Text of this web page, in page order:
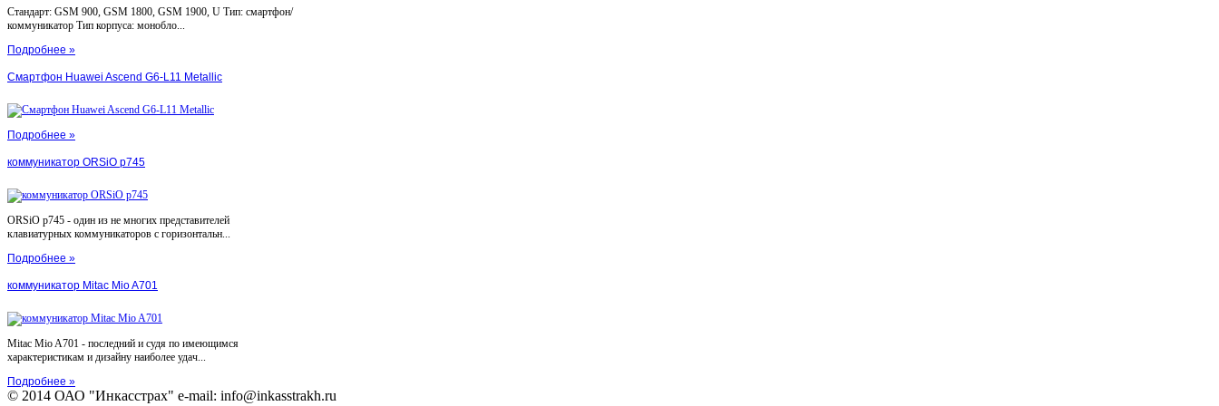
Стандарт: GSM 900, GSM 1800, GSM 1900, U Тип: смартфон/
коммуникатор Тип корпуса: монобло...
Подробнее »
Смартфон Huawei Ascend G6-L11 Metallic
Подробнее »
коммуникатор ORSiO p745
ORSiO p745 - один из не многих представителей
клавиатурных коммуникаторов с горизонтальн...
Подробнее »
коммуникатор Mitac Mio A701
Mitac Mio A701 - последний и судя по имеющимся
характеристикам и дизайну наиболее удач...
Подробнее »
© 2014 ОАО "Инкасстрах" e-mail: info@inkasstrakh.ru